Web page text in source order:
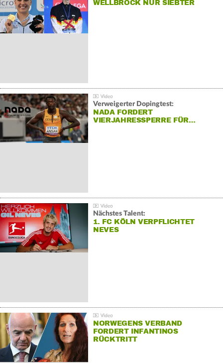
WELLBROCK NUR SIEBTER
Verweigerter Dopingtest:
NADA FORDERT
VIERJAHRESSPERRE FÜR…
Nächstes Talent:
1. FC KÖLN VERPFLICHTET
NEVES
NORWEGENS VERBAND
FORDERT INFANTINOS
RÜCKTRITT